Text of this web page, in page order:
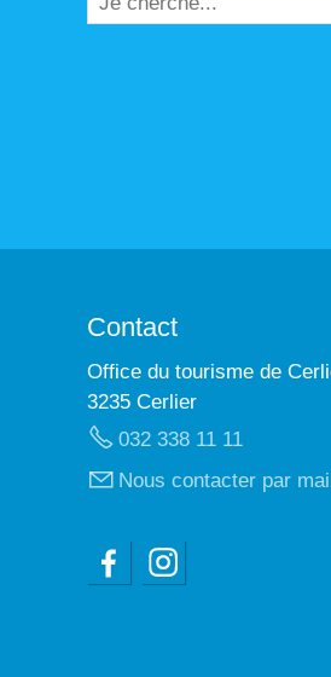
Contact
Office du tourisme de
3235 Cerlier
032 338 11 11
Nous contacter par